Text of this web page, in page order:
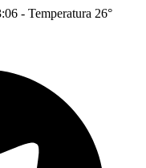
- Temperatura 26°